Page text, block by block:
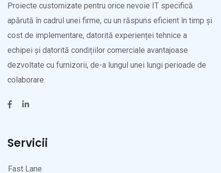
Proiecte customizate pentru orice nevoie IT specifică
apărută în cadrul unei firme, cu un răspuns eficient în timp și
cost de implementare, datorită experienței tehnice a
echipei și datorită condițiilor comerciale avantajoase
dezvoltate cu furnizorii, de-a lungul unei lungi perioade de
colaborare.
Servicii
Fast Lane